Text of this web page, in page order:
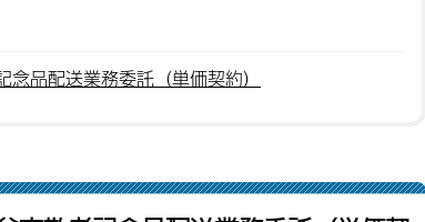
品配送業務委託（単価契約）